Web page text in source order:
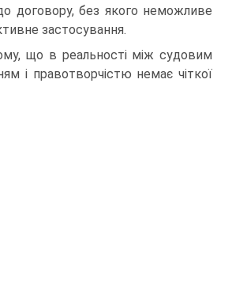
договору, без якого неможливе
застосу­вання.
що в реальності між судовим
і правотворчістю немає чіткої